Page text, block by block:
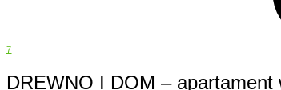
7
DREWNO I DOM –